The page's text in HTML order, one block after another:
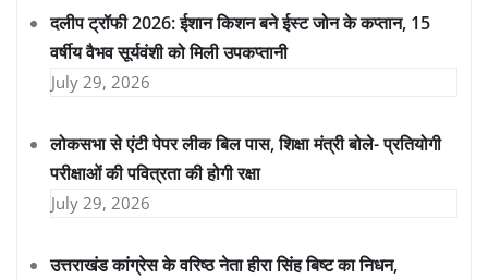
दलीप ट्रॉफी 2026: ईशान किशन बने ईस्ट जोन के कप्तान, 15
वर्षीय वैभव सूर्यवंशी को मिली उपकप्तानी
July 29, 2026
लोकसभा से एंटी पेपर लीक बिल पास, शिक्षा मंत्री बोले- प्रतियोगी
परीक्षाओं की पवित्रता की होगी रक्षा
July 29, 2026
उत्तराखंड कांग्रेस के वरिष्ठ नेता हीरा सिंह बिष्ट का निधन,